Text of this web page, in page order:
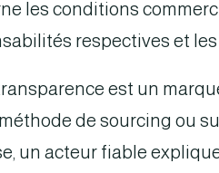
les conditions
respectives et
est un
de sourcing ou
un acteur fiable